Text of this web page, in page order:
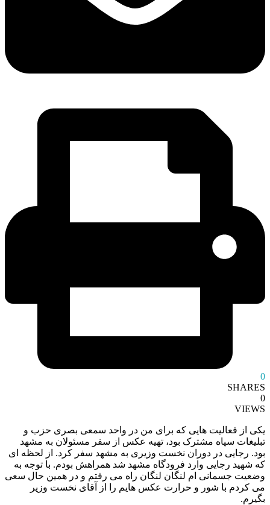
0
SHARES
0
VIEWS
یکی از فعالیت هایی که برای من در واحد سمعی بصری حزب و
تبلیغات سپاه مشترک بود، تهیه عکس از سفر مسئولان به مشهد
بود. رجایی در دوران نخست وزیری به مشهد سفر کرد. از لحظه ای
که شهید رجایی وارد فرودگاه مشهد شد همراهش بودم. با توجه به
وضعیت جسمانی ام لنگان لنگان راه می رفتم و در همین حال سعی
می کردم با شور و حرارت عکس هایم را از آقای نخست وزیر
بگیرم.